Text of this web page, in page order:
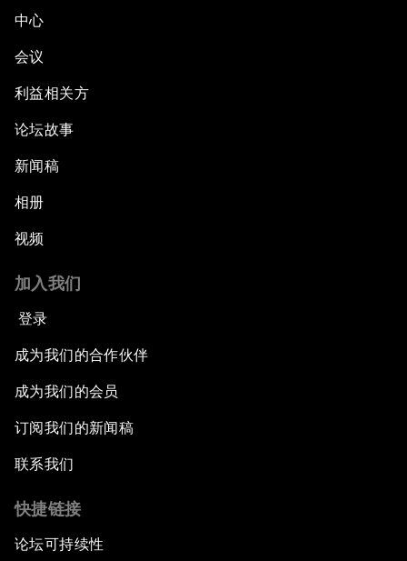
中心
会议
利益相关方
论坛故事
新闻稿
相册
视频
加入我们
登录
成为我们的合作伙伴
成为我们的会员
订阅我们的新闻稿
联系我们
快捷链接
论坛可持续性